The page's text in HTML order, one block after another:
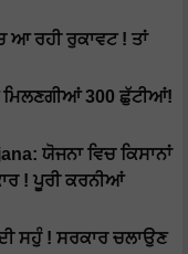
ਆ ਰਹੀ ਰੁਕਾਵਟ ! ਤਾਂ
ਮਿਲਣਗੀਆਂ 300 ਛੁੱਟੀਆਂ!
ਯੋਜਨਾ ਵਿਚ ਕਿਸਾਨਾਂ
! ਪੂਰੀ ਕਰਨੀਆਂ
ਸਹੁੰ ! ਸਰਕਾਰ ਚਲਾਉਣ